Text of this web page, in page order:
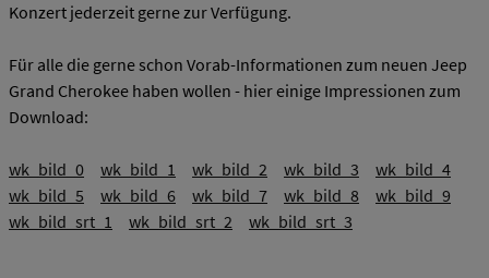
Konzert jederzeit gerne zur Verfügung.
Für alle die gerne schon Vorab-Informationen zum neuen Jeep
Grand Cherokee haben wollen - hier einige Impressionen zum
Download:
wk_bild_0 wk_bild_1 wk_bild_2 wk_bild_3
wk_bild_4
wk_bild_5
wk_bild_6 wk_bild_7 wk_bild_8
wk_bild_9
wk_bild_srt_1
wk_bild_srt_2 wk_bild_srt_3